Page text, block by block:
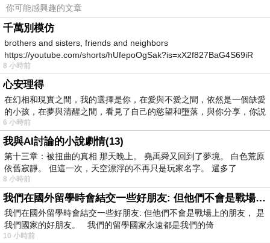
當然我不敢大吼，因為他是系主任，只因為在當
年做了一些研究，趁勢而上，變成了這個背景的
學者，然後就可以在那邊假裝地自以為悲憫地感
嘆。我們才要悲嘆，因為他不只課上得差，打成
績也亂打，有一個同學幾乎沒來上課，卻得到全
班最高分，因此曾經傳出他是用電風扇吹大家的
名字，吹最遠的最高分，這樣假掰的人，讓人倒
胃口。
因此那些急須餬口飯吃的人，當抓住一個機會
時，怎可能輕易放過。電影前半段就像是許多好
看有趣的詐騙電影，看這些急於生存的人，如何
用機智，舌燦蓮花，以及高明的演技，甚至遊走
你可能感興趣的文章
千萬別模仿
brothers and sisters, friends and neighbors
https://youtube.com/shorts/hUfepoOgSak?is=xX2f827BaG4S69iR
https
8 小時前
心安理得
在幻相和現實之間，我的選擇是你，在愛與不愛之間，依然是一個缺愛
的小孩，在夢與清醒之間，看見了自己的慾望和墮落，與你分享，你説
6 小時前
我與AI討論的小說劇情(13)
第十三章：被扭曲的真相 那天晚上。 堯禹舜又回到了夢境。 白色荒原
依舊寂靜。 但這一次，天空漂浮的不再只是玩家名字。 還多了
8 小時前
我們在國外留學時會結交一些好朋友: 但他們不會是戰場上的朋友
我們在國外留學時會結交一些好朋友: 但他們不會是戰場上的朋友， 是
我們國家的好朋友。 我們的留學國家永遠都是我們的倚
10 小時前